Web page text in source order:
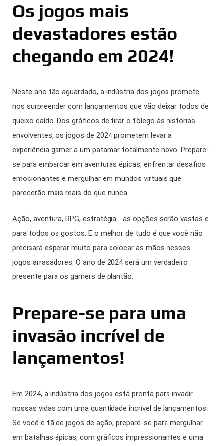
Os jogos mais
devastadores estão
chegando em 2024!
Neste ano tão aguardado, a indústria dos jogos promete
nos surpreender com lançamentos que vão deixar todos de
queixo caído. Dos gráficos de tirar o fôlego às histórias
envolventes, os jogos de 2024 prometem levar a
experiência gamer a um patamar totalmente novo. Prepare-
se para embarcar em aventuras épicas, enfrentar desafios
emocionantes e mergulhar em mundos virtuais que
parecerão mais reais do que nunca.
Ação, aventura, RPG, estratégia… as opções serão vastas e
para todos os gostos. E o melhor de tudo é que você não
precisará esperar muito para colocar as mãos nesses
jogos arrasadores. O ano de 2024 será um verdadeiro
presente para os gamers de plantão.
Prepare-se para uma
invasão incrível de
lançamentos!
Em 2024, a indústria dos jogos está pronta para invadir
nossas vidas com uma quantidade incrível de lançamentos.
Se você é fã de jogos de ação, prepare-se para mergulhar
em batalhas épicas, com gráficos impressionantes e uma